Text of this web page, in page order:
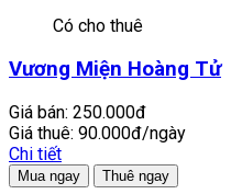
Có cho thuê
Vương Miện Hoàng Tử
Giá bán: 250.000đ
Giá thuê: 90.000đ/ngày
Chi tiết
Mua ngay Thuê ngay